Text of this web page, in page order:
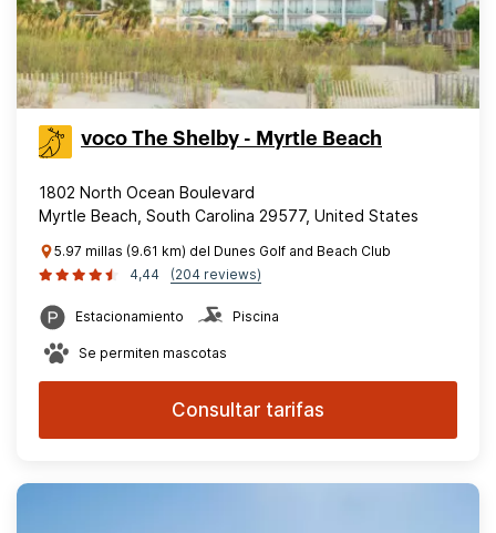
voco The Shelby - Myrtle Beach
1802 North Ocean Boulevard
Myrtle Beach, South Carolina 29577, United States
5.97 millas (9.61 km) del Dunes Golf and Beach Club
4,44
(204 reviews)
Estacionamiento Piscina
Se permiten mascotas
Consultar tarifas